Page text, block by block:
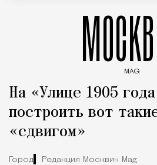
MAG
На «Улице 1905
построить вот
«сдвигом»
Город Редакция Москвич Mag